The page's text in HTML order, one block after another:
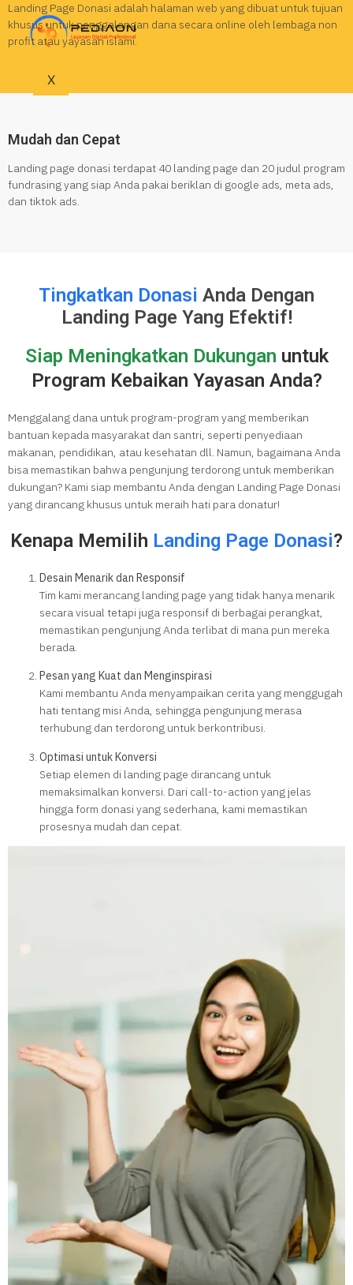
X
Landing Page Donasi adalah halaman web yang dibuat untuk tujuan
khusus untuk penggalangan dana secara online oleh lembaga non
profit atau yayasan islami.
Mudah dan Cepat
Landing page donasi terdapat 40 landing page dan 20 judul program
fundrasing yang siap Anda pakai beriklan di google ads, meta ads,
dan tiktok ads.
Tingkatkan Donasi Anda Dengan
Landing Page Yang Efektif!
Siap Meningkatkan Dukungan untuk
Program Kebaikan Yayasan Anda?
Menggalang dana untuk program-program yang memberikan
bantuan kepada masyarakat dan santri, seperti penyediaan
makanan, pendidikan, atau kesehatan dll. Namun, bagaimana Anda
bisa memastikan bahwa pengunjung terdorong untuk memberikan
dukungan? Kami siap membantu Anda dengan Landing Page Donasi
yang dirancang khusus untuk meraih hati para donatur!
Kenapa Memilih Landing Page Donasi?
Desain Menarik dan Responsif
Tim kami merancang landing page yang tidak hanya menarik
secara visual tetapi juga responsif di berbagai perangkat,
memastikan pengunjung Anda terlibat di mana pun mereka
berada.
Pesan yang Kuat dan Menginspirasi
Kami membantu Anda menyampaikan cerita yang menggugah
hati tentang misi Anda, sehingga pengunjung merasa
terhubung dan terdorong untuk berkontribusi.
Optimasi untuk Konversi
Setiap elemen di landing page dirancang untuk
memaksimalkan konversi. Dari call-to-action yang jelas
hingga form donasi yang sederhana, kami memastikan
prosesnya mudah dan cepat.